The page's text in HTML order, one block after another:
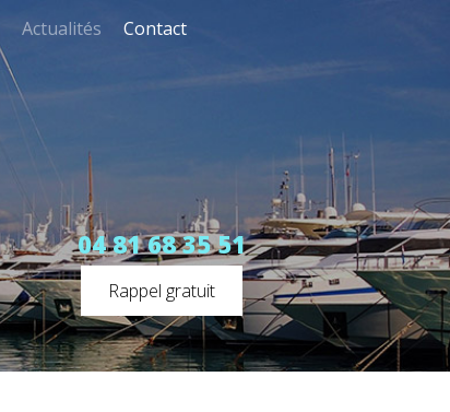
Actualités
Contact
04 81 68 35 51
Rappel gratuit